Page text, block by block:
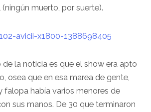
muerto, por suerte).
la noticia es que el show era apto
osea que en esa marea de gente,
falopa había varios menores de
sus manos. De 30 que terminaron